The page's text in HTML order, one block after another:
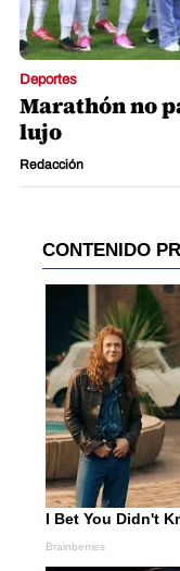
Deportes
Marathón no
lujo
Redacción